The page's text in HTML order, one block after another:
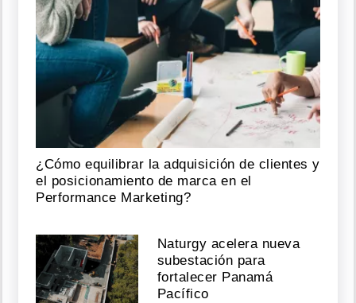
¿Cómo equilibrar la adquisición de clientes y
el posicionamiento de marca en el
Performance Marketing?
Naturgy acelera nueva
subestación para
fortalecer Panamá
Pacífico